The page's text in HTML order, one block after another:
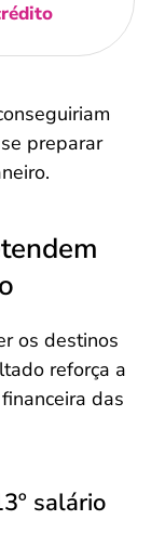
preparar
os destinos
reforça a
das
salário